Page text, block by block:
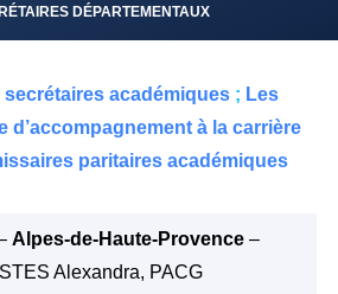
DÉPARTEMENTAUX
secrétaires académiques ; Les
d’accompagnement à la carrière
paritaires académiques
Alpes-de-Haute-Provence –
Alexandra, PACG